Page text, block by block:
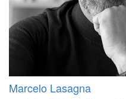
Marcelo Lasagna